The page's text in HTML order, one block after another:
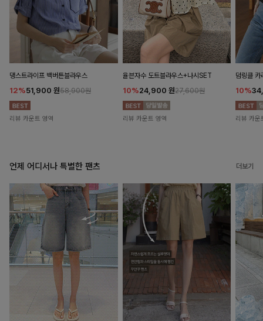
댕스트라이프 백버튼블라우스
12%51,900 원58,900원
리뷰 카운트 영역
율븐자수 도트블라우스+나시SET
10%24,900 원27,600원
리뷰 카운트 영역
덤링클 카
10%
리뷰 카운
언제 어디서나 특별한 팬츠 더보기